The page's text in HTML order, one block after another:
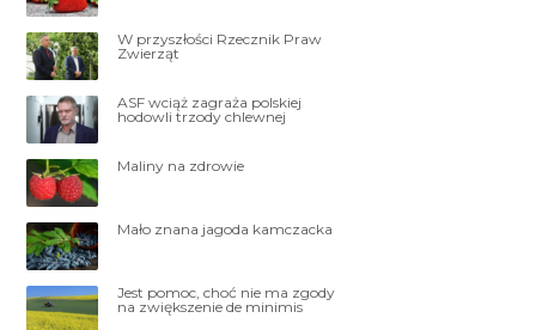
W przyszłości Rzecznik Praw
Zwierząt
ASF wciąż zagraża polskiej
hodowli trzody chlewnej
Maliny na zdrowie
Mało znana jagoda kamczacka
Jest pomoc, choć nie ma zgody
na zwiększenie de minimis